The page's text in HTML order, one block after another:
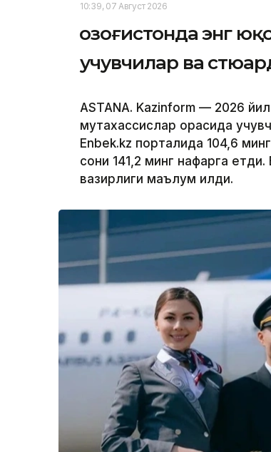
10:39, 07 Август 2026
Қозоғистонда энг
учувчилар ва
ASTANA. Kazinform — 2026
мутахассислар орасида
Enbek.kz порталида 104,6
сони 141,2 минг нафарга
вазирлиги маълум қилди.